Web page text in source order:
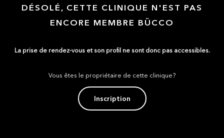
DÉSOLÉ, CETTE CLINIQUE N'EST PAS
ENCORE MEMBRE BÜCCO
La prise de rendez-vous et son profil ne sont donc pas accessibles.
Vous êtes le propriétaire de cette clinique?
Inscription